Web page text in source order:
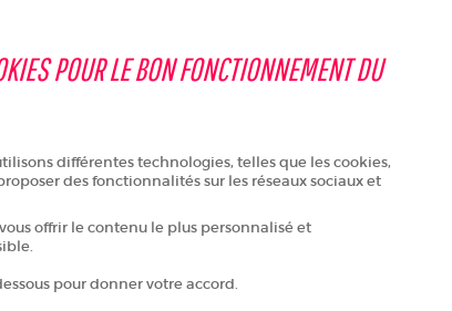
POUR LE BON FONCTIONNEMENT DU
différentes technologies, telles que les cookies,
des fonctionnalités sur les réseaux sociaux et
offrir le contenu le plus personnalisé et
pour donner votre accord.